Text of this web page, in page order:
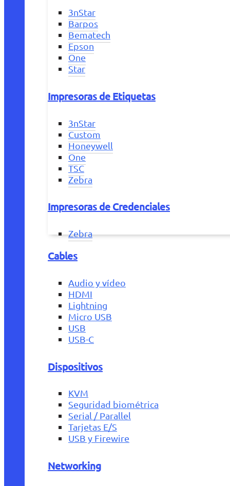
3nStar
Barpos
Bematech
Epson
One
Star
Impresoras de Etiquetas
3nStar
Custom
Honeywell
One
TSC
Zebra
Impresoras de Credenciales
Zebra
Cables
Audio y vídeo
HDMI
Lightning
Micro USB
USB
USB-C
Dispositivos
KVM
Seguridad biométrica
Serial / Parallel
Tarjetas E/S
USB y Firewire
Networking